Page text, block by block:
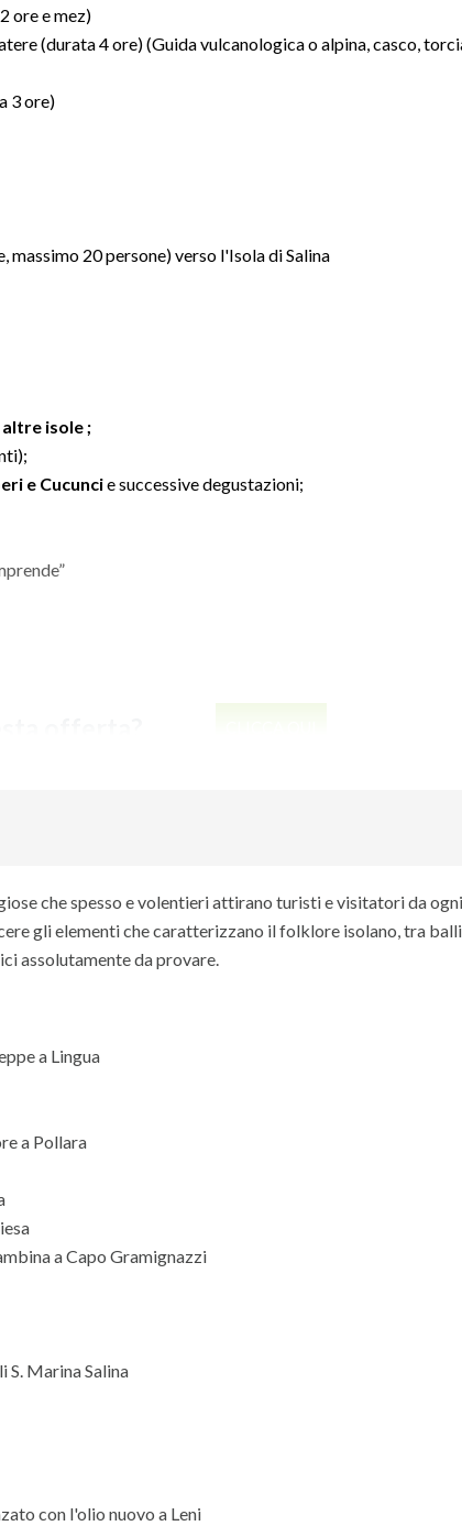
ore e mez)
(durata 4 ore) (Guida vulcanologica o alpina, casco,
3 ore)
massimo 20 persone) verso l'Isola di Salina
isole ;
e Cucuncie successive degustazioni;
che spesso e volentieri attirano turisti e visitatori da
gli elementi che caratterizzano il folklore isolano, tra
assolutamente da provare.
a Lingua
a Pollara
a Capo Gramignazzi
S. Marina Salina
con l'olio nuovo a Leni